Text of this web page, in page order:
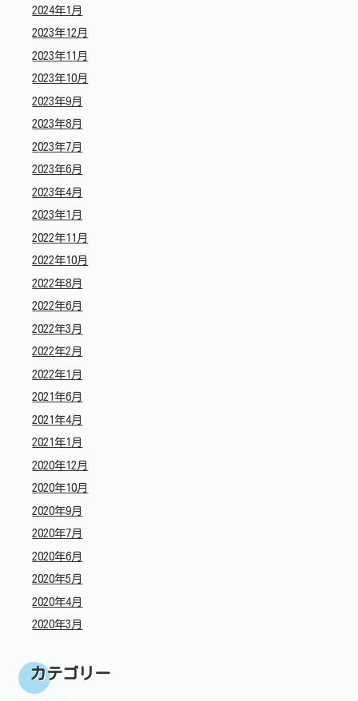
2024年1月
2023年12月
2023年11月
2023年10月
2023年9月
2023年8月
2023年7月
2023年6月
2023年4月
2023年1月
2022年11月
2022年10月
2022年8月
2022年6月
2022年3月
2022年2月
2022年1月
2021年6月
2021年4月
2021年1月
2020年12月
2020年10月
2020年9月
2020年7月
2020年6月
2020年5月
2020年4月
2020年3月
カテゴリー